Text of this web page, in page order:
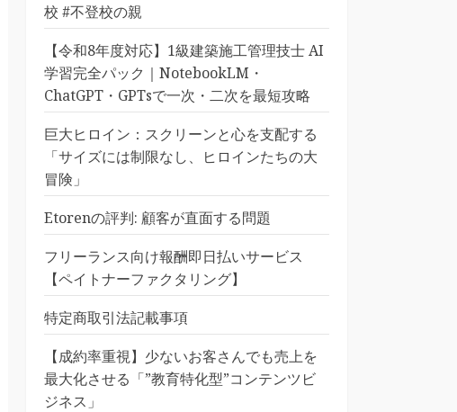
校 #不登校の親
【令和8年度対応】1級建築施工管理技士 AI
学習完全パック｜NotebookLM・
ChatGPT・GPTsで一次・二次を最短攻略
巨大ヒロイン：スクリーンと心を支配する
「サイズには制限なし、ヒロインたちの大
冒険」
Etorenの評判: 顧客が直面する問題
フリーランス向け報酬即日払いサービス
【ペイトナーファクタリング】
特定商取引法記載事項
【成約率重視】少ないお客さんでも売上を
最大化させる「”教育特化型”コンテンツビ
ジネス」